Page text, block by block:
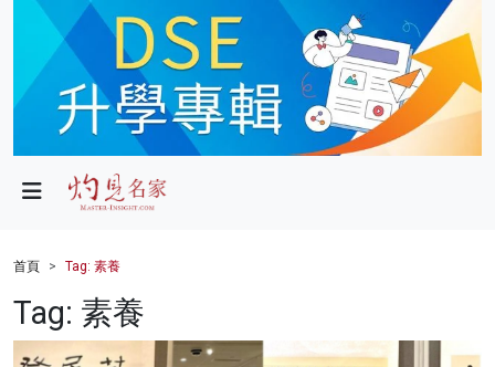
政局
財經
健康
首頁 Tag: 素養
Tag: 素養